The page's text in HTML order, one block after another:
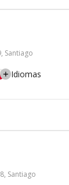
Santiago
Idiomas
Santiago